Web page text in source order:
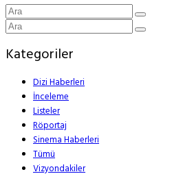
Kategoriler
Dizi Haberleri
İnceleme
Listeler
Röportaj
Sinema Haberleri
Tümü
Vizyondakiler